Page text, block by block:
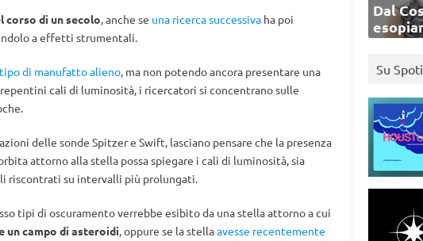
corso di un secolo, anche se una ricerca successivaha poi
a effetti strumentali.
di manufatto alieno, ma non potendo ancora presentare una
cali di luminosità, i ricercatori si concentrano sulle
delle sonde Spitzer e Swift, lasciano pensare che la presenza
attorno alla stella possa spiegare i cali di luminosità, sia
riscontrati su intervalli più prolungati.
tipi di oscuramento verrebbe esibito da una stella attorno a cui
un campo di asteroidi, oppure se la stellaavesse recentemente
Dal
Su